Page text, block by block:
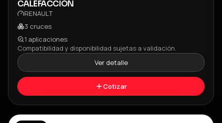
CALEFACCIÓN
RENAULT
3 cruces
1 aplicaciones
Compatibilidad y disponibilidad sujetas a validación.
Ver detalle
Cotizar